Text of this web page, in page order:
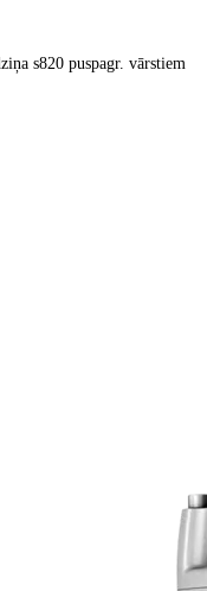
s820 puspagr. vārstiem